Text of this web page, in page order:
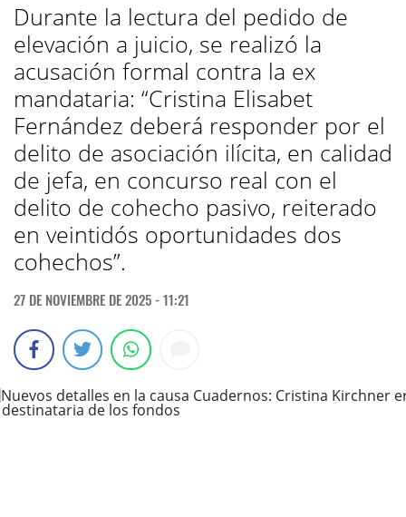
Durante la lectura del pedido de
elevación a juicio, se realizó la
acusación formal contra la ex
mandataria: “Cristina Elisabet
Fernández deberá responder por el
delito de asociación ilícita, en calidad
de jefa, en concurso real con el
delito de cohecho pasivo, reiterado
en veintidós oportunidades dos
cohechos”.
27 DE NOVIEMBRE DE 2025 - 11:21